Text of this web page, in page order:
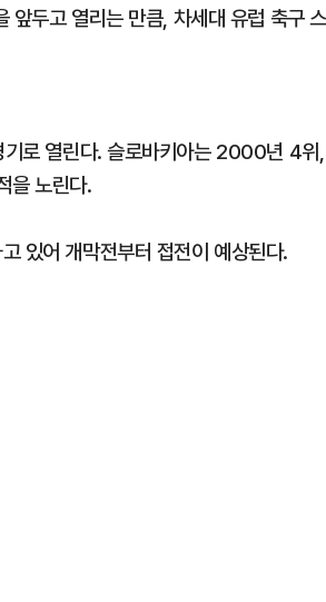
두고 열리는 만큼, 차세대 유럽 축구 스
로 열린다. 슬로바키아는 2000년 4위,
을 노린다.
있어 개막전부터 접전이 예상된다.